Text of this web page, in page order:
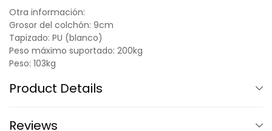
Otra información:
Grosor del colchón: 9cm
Tapizado: PU (blanco)
Peso máximo suportado: 200kg
Peso: 103kg
Product Details
Reviews